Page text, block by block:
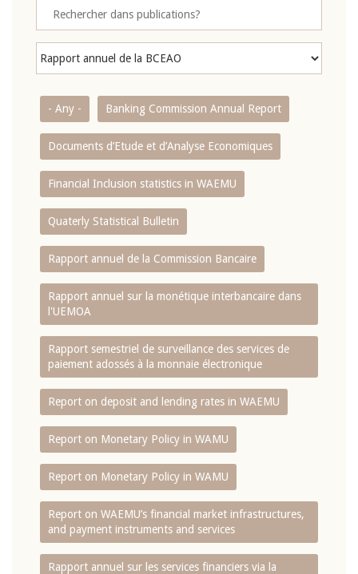
- Any - Banking Commission Annual Report
Documents d’Etude et d’Analyse Economiques
Financial Inclusion statistics in WAEMU
Quaterly Statistical Bulletin
Rapport annuel de la Commission Bancaire
Rapport annuel sur la monétique interbancaire dans
l'UEMOA
Rapport semestriel de surveillance des services de
paiement adossés à la monnaie électronique
Report on deposit and lending rates in WAEMU
Report on Monetary Policy in WAMU
Report on Monetary Policy in WAMU
Report on WAEMU’s financial market infrastructures,
and payment instruments and services
Rapport annuel sur les services financiers via la